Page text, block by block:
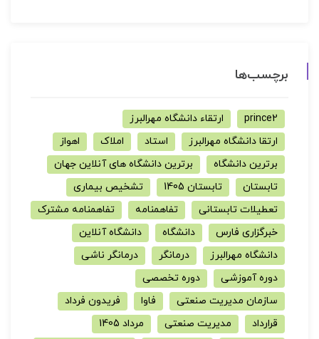
برچسب‌ها
prince2
ارتقاء دانشگاه مهرالبرز
ارتقا دانشگاه مهرالبرز
استاد املاک
اهواز
برترین دانشگاه
برترین دانشگاه های آنلاین جهان
تابستان
تابستان 1405
تشخیص بیماری
تعطیلات تابستانی
تفاهمنامه
تفاهمنامه مشترک
خبرگزاری فارس
دانشگاه
دانشگاه آنلاین
دانشگاه مهرالبرز
درمانگر
درمانگر ناشی
دوره آموزشی
دوره تخصصی
سازمان مدیریت صنعتی
فاوا
فریدون فرداد
قرارداد
مدیریت صنعتی
مرداد 1405